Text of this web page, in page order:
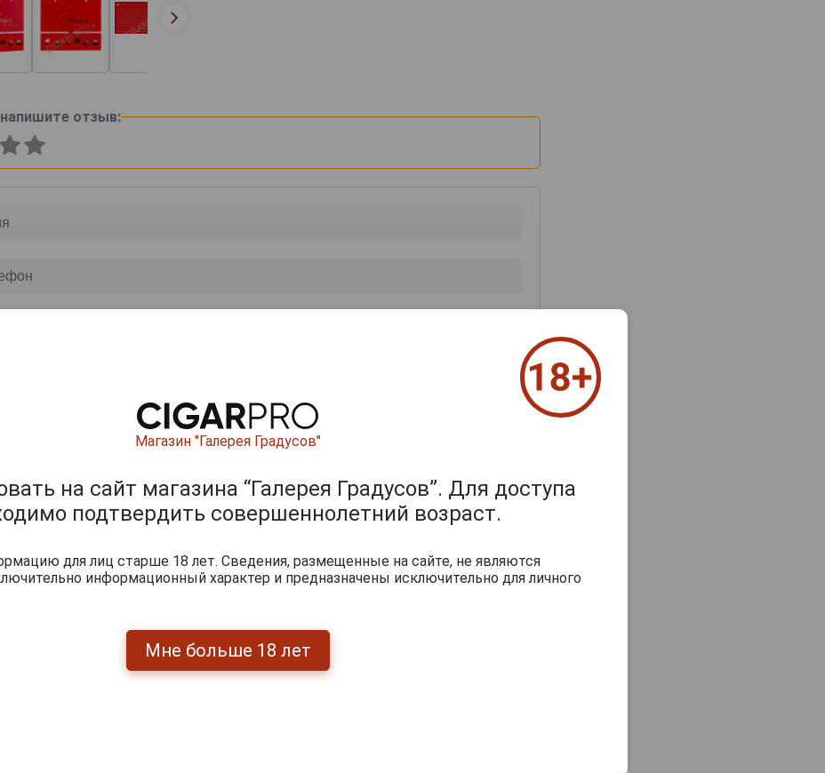
отзыв:
из 2000 знаков
Магазин "Галерея Градусов"
на сайт магазина “Галерея Градусов”. Для доступа
подтвердить совершеннолетний возраст.
для лиц старше 18 лет. Сведения, размещенные на сайте, не являются
информационный характер и предназначены исключительно для личного
Мне больше 18 лет